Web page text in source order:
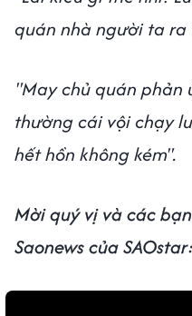
quán nhà người ta ra
"May chủ quán
thường cái vội chạy
hết hồn không kém".
Mời quý vị và các
Saonews của SAOstar: